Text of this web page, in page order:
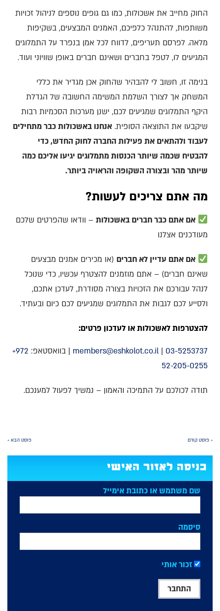
החוק מחייב את אשכולות, כמו גם גופים נוספים לניהול זכויות
משותפות, להתנהל כלפיכם, האמנים המבצעים, בשקיפות
מלאה. לפרסם תעריפים, לדווח לכל אמן בנפרד על התמלוגים
המגיעים לו, לטפל בחברים ושאינם חברים באופן שוויוני ועוד.
בנימה זו, חשוב לי להבהיר שהחוק אכן מגדיר את כללי
המשחק אך לצורך השלמת המשימה החשובה של הגדלת
היקף התמלוגים שמגיעים לכם, ישנן מערכות הסכמיות רבות
שיקבעו את התוצאה הסופית. אנחנו באשכולות כבר מתחילים
לעבוד ולהתאים את פעילות החברה לחוק החדש, כדי
להבטיח שכמה שיותר הכנסות מתמלוגים יגיעו אליכם כמה
שיותר מהר ובצורה השקופה והראויה ביותר.
מה אתם צריכים לעשות?
אם אתם כבר חברים באשכולות – וודאו שהפרטים שלכם
מעודכנים אצלנו
אם אתם עדיין לא חברים (או מכירים אמנים מבצעים
שאינם חברים) – אתם מוזמנים להצטרף עכשיו, כדי שנוכל
לנהל עבורכם את הזכויות בצורה מסודרת, לעדכן אתכם,
ולסייע לכם לגבות את התמלוגים שמגיעים לכם כיום ובעתיד.
להצטרפות לאשכולות או לעדכון פרטים:
members@eshkolot.co.il | 03-5253737 | בוואסטאפ: +972
52-205-0255
תודה לכולכם על התמיכה והאמון – נמשיך לפעול למענכם.
« פוסט קודם פוסט הבא »
כניסה לאזור האישי
שם משתמש או כתובת אימייל
סיסמה
זכור אותי